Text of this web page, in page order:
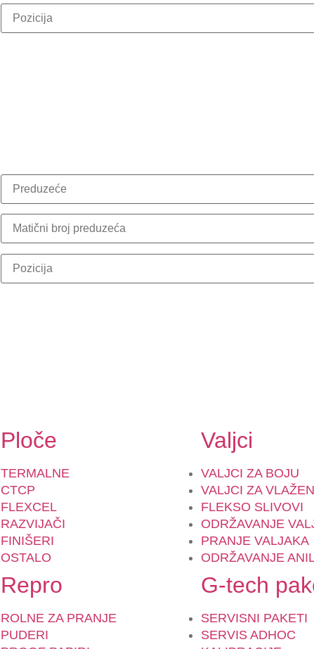
Ploče
TERMALNE
CTCP
FLEXCEL
RAZVIJAČI
FINIŠERI
OSTALO
Valjci
VALJCI ZA BOJU
VALJCI ZA
FLEKSO SLIVOVI
ODRŽAVANJE
PRANJE VALJAKA
ODRŽAVANJE
Repro
ROLNE ZA PRANJE
PUDERI
G-tech
SERVISNI PAKETI
SERVIS ADHOC